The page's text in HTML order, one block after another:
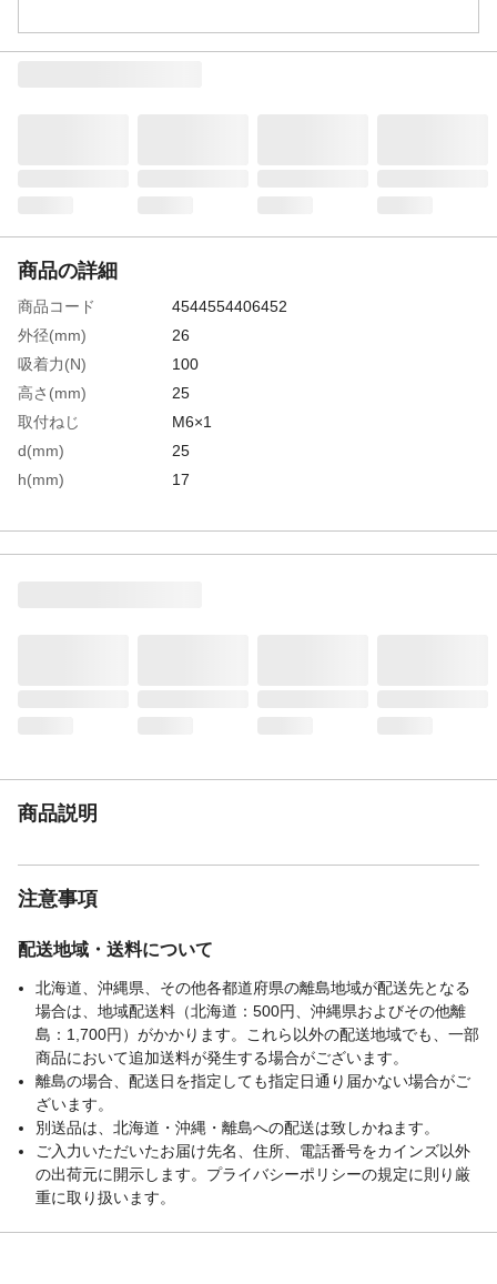
商品の詳細
商品コード
4544554406452
外径(mm)
26
吸着力(N)
100
高さ(mm)
25
取付ねじ
M6×1
d(mm)
25
h(mm)
17
重さ
90.000G
商品説明
注意事項
配送地域・送料について
北海道、沖縄県、その他各都道府県の離島地域が配送先となる
場合は、地域配送料（北海道：500円、沖縄県およびその他離
島：1,700円）がかかります。これら以外の配送地域でも、一部
商品において追加送料が発生する場合がございます。
離島の場合、配送日を指定しても指定日通り届かない場合がご
ざいます。
別送品は、北海道・沖縄・離島への配送は致しかねます。
ご入力いただいたお届け先名、住所、電話番号をカインズ以外
の出荷元に開示します。プライバシーポリシーの規定に則り厳
重に取り扱います。